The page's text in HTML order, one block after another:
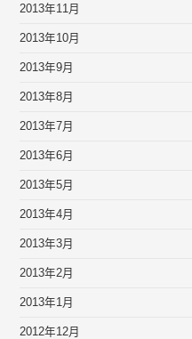
2013年11月
2013年10月
2013年9月
2013年8月
2013年7月
2013年6月
2013年5月
2013年4月
2013年3月
2013年2月
2013年1月
2012年12月